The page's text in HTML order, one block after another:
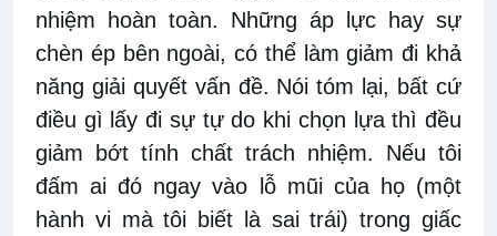
nhiệm hoàn toàn. Những áp lực hay sự
chèn ép bên ngoài, có thể làm giảm đi khả
năng giải quyết vấn đề. Nói tóm lại, bất cứ
điều gì lấy đi sự tự do khi chọn lựa thì đều
giảm bớt tính chất trách nhiệm. Nếu tôi
đấm ai đó ngay vào lỗ mũi của họ (một
hành vi mà tôi biết là sai trái) trong giấc